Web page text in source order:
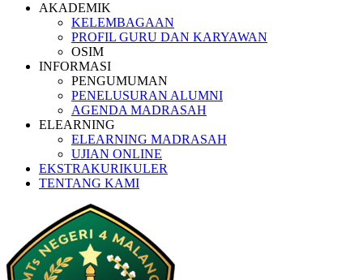
AKADEMIK
KELEMBAGAAN
PROFIL GURU DAN KARYAWAN
OSIM
INFORMASI
PENGUMUMAN
PENELUSURAN ALUMNI
AGENDA MADRASAH
ELEARNING
ELEARNING MADRASAH
UJIAN ONLINE
EKSTRAKURIKULER
TENTANG KAMI